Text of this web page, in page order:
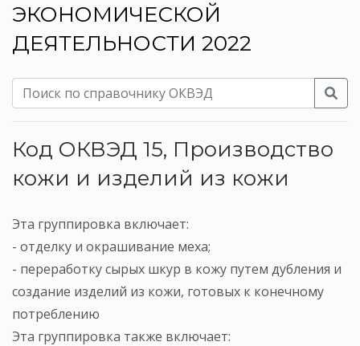
ЭКОНОМИЧЕСКОЙ
ДЕЯТЕЛЬНОСТИ 2022
Код ОКВЭД 15, Производство
кожи и изделий из кожи
Эта группировка включает:
- отделку и окрашивание меха;
- переработку сырых шкур в кожу путем дубления и
создание изделий из кожи, готовых к конечному
потреблению
Эта группировка также включает: